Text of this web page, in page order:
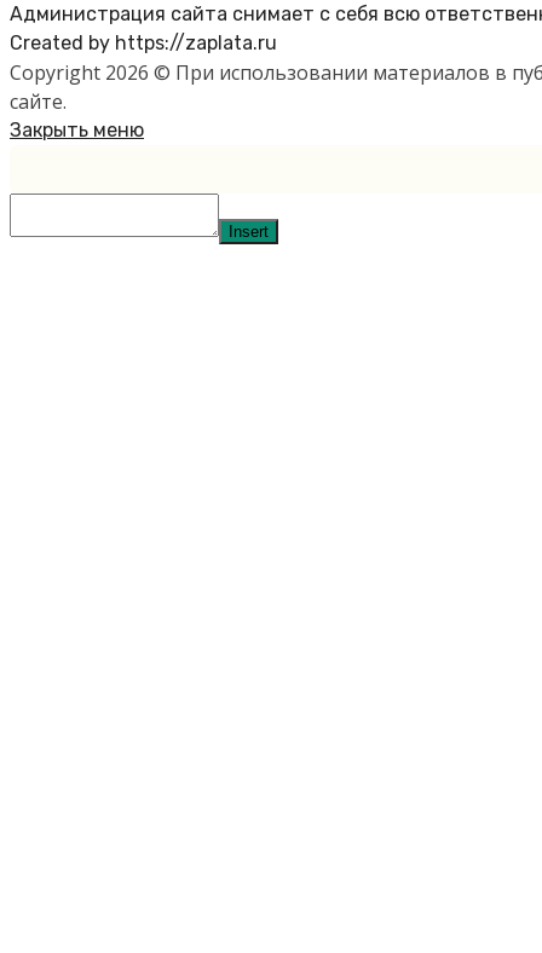
Администрация сайта снимает с себя всю
Created by https://zaplata.ru
Copyright 2026 © При использовании материалов в
сайте.
Закрыть меню
Insert